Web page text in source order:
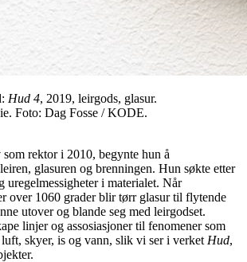
Hud 4, 2019, leirgods, glasur.
Foto: Dag Fosse / KODE.
rektor i 2010, begynte hun å
glasuren og brenningen. Hun søkte etter
uregelmessigheter i materialet. Når
over 1060 grader blir tørr glasur til flytende
utover og blande seg med leirgodset.
linjer og assosiasjoner til fenomener som
skyer, is og vann, slik vi ser i verket Hud,